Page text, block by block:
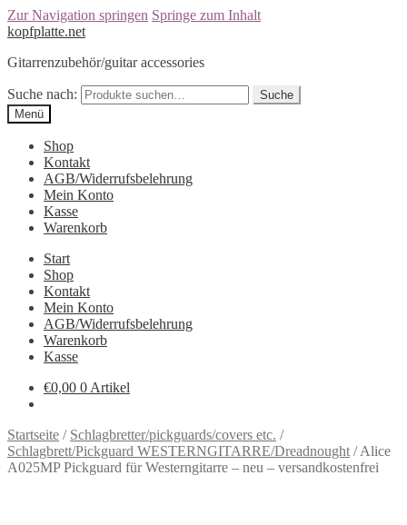
Zur Navigation springen Springe zum Inhalt
kopfplatte.net
Gitarrenzubehör/guitar accessories
Suche nach:
Suche
Menü
Shop
Kontakt
AGB/Widerrufsbelehrung
Mein Konto
Kasse
Warenkorb
Start
Shop
Kontakt
Mein Konto
AGB/Widerrufsbelehrung
Warenkorb
Kasse
€0,00 0 Artikel
Startseite / Schlagbretter/pickguards/covers etc. /
Schlagbrett/Pickguard WESTERNGITARRE/Dreadnought /Alice
A025MP Pickguard für Westerngitarre – neu – versandkostenfrei